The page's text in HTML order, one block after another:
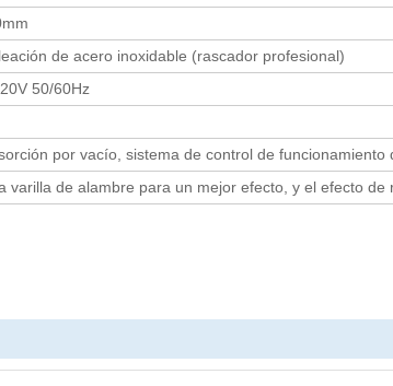
de acero inoxidable (rascador profesional)
50/60Hz
por vacío, sistema de control de funcionamiento
varilla de alambre para un mejor efecto, y el efecto